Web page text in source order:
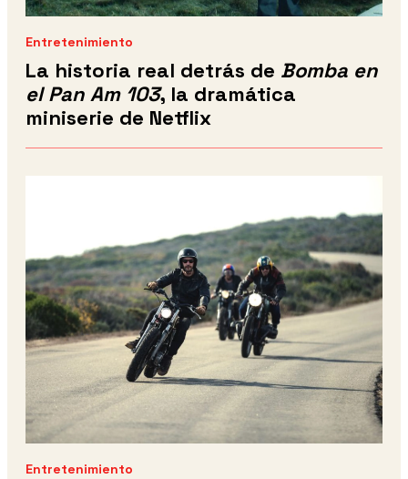
Entretenimiento
La historia real detrás de Bomba en
el Pan Am 103, la dramática
miniserie de Netflix
Entretenimiento